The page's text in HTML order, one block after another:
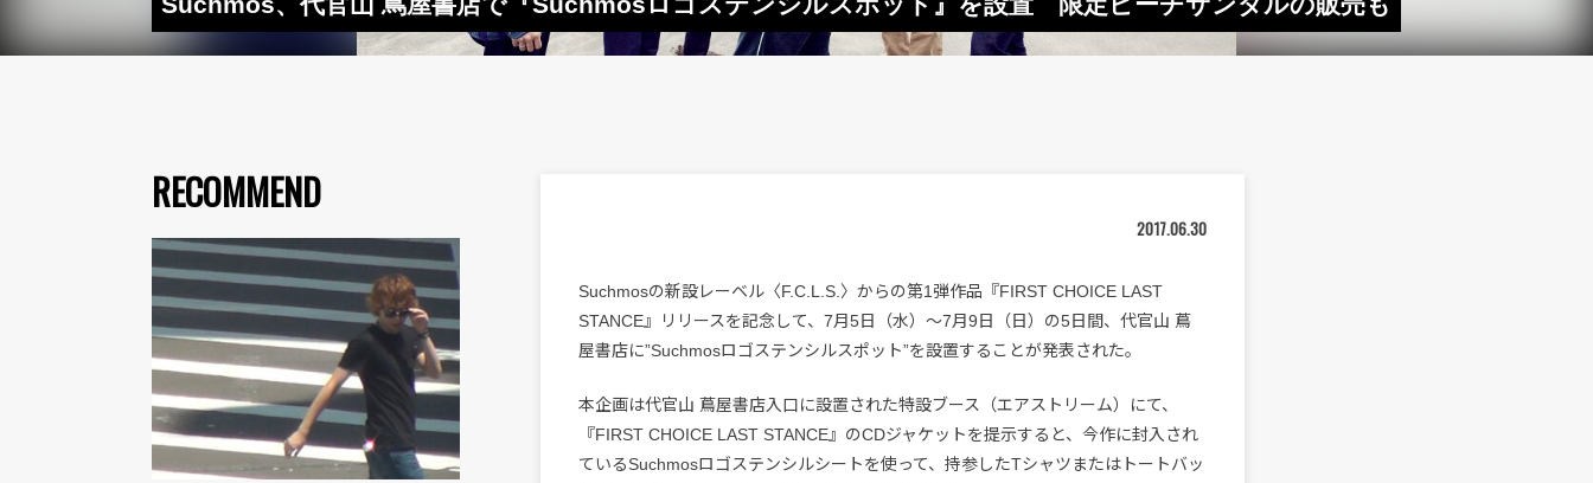
RECOMMEND
2017.06.30
Suchmosの新設レーベル〈F.C.L.S.〉からの第1弾作品『FIRST CHOICE LAST
STANCE』リリースを記念して、7月5日（水）～7月9日（日）の5日間、代官山 蔦
屋書店に”Suchmosロゴステンシルスポット”を設置することが発表された。
本企画は代官山 蔦屋書店入口に設置された特設ブース（エアストリーム）にて、
『FIRST CHOICE LAST STANCE』のCDジャケットを提示すると、今作に封入され
ているSuchmosロゴステンシルシートを使って、持参したTシャツまたはトートバッ